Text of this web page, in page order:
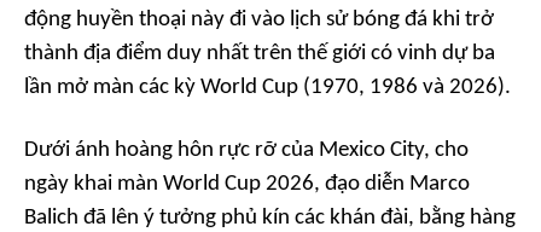
động huyền thoại này đi vào lịch sử bóng đá khi trở
thành địa điểm duy nhất trên thế giới có vinh dự ba
lần mở màn các kỳ World Cup (1970, 1986 và 2026).
Dưới ánh hoàng hôn rực rỡ của Mexico City, cho
ngày khai màn World Cup 2026, đạo diễn Marco
Balich đã lên ý tưởng phủ kín các khán đài, bằng hàng